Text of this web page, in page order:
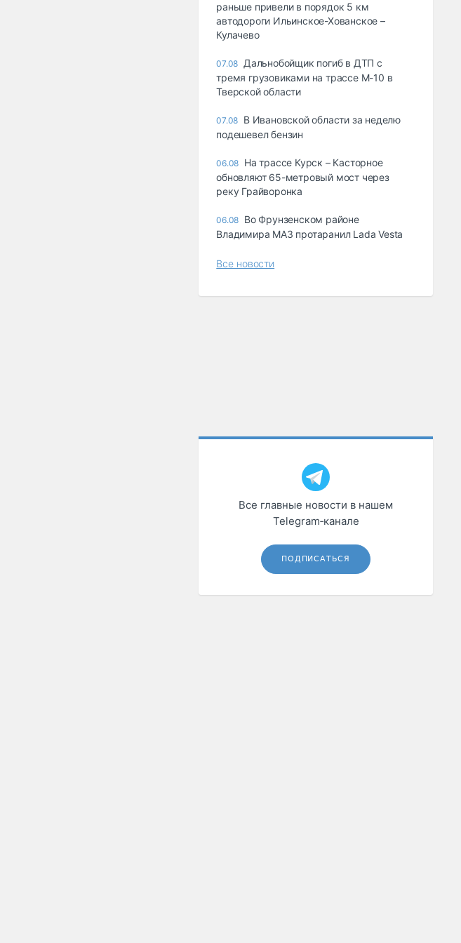
раньше привели в порядок 5 км
автодороги Ильинское-Хованское –
Кулачево
07.08 Дальнобойщик погиб в ДТП с
тремя грузовиками на трассе М-10 в
Тверской области
07.08 В Ивановской области за неделю
подешевел бензин
06.08 На трассе Курск – Касторное
обновляют 65-метровый мост через
реку Грайворонка
06.08 Во Фрунзенском районе
Владимира МАЗ протаранил Lada Vesta
Все новости
Все главные новости в нашем
Telegram‑канале
ПОДПИСАТЬСЯ